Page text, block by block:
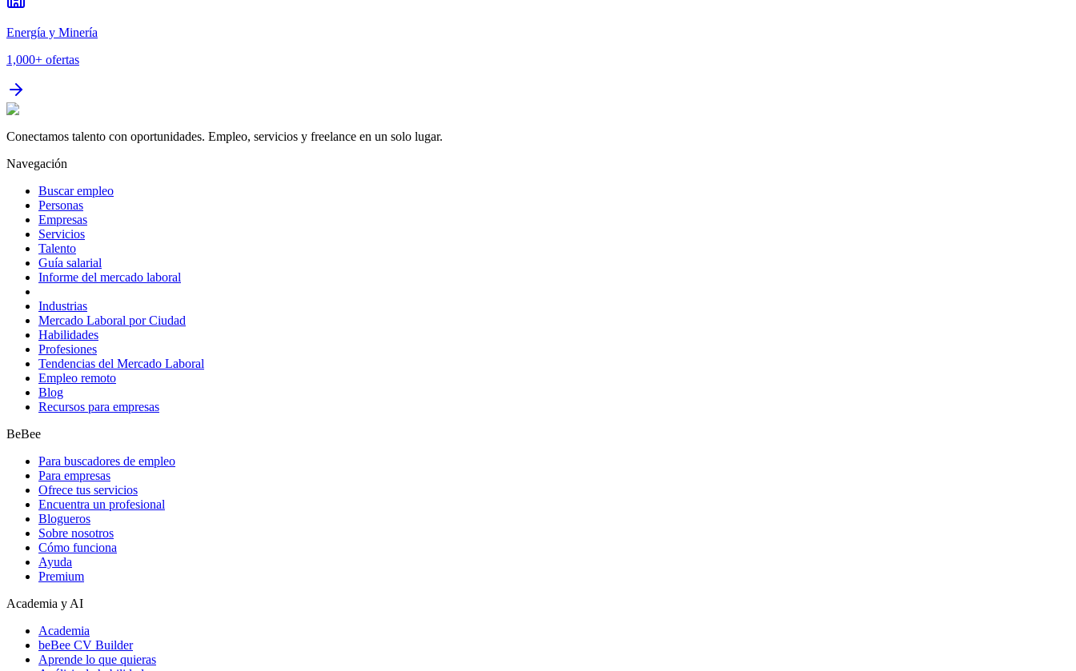
Energía y Minería
1,000+ ofertas
Conectamos talento con oportunidades. Empleo, servicios y freelance en un solo lugar.
Navegación
Buscar empleo
Personas
Empresas
Servicios
Talento
Guía salarial
Informe del mercado laboral
Industrias
Mercado Laboral por Ciudad
Habilidades
Profesiones
Tendencias del Mercado Laboral
Empleo remoto
Blog
Recursos para empresas
BeBee
Para buscadores de empleo
Para empresas
Ofrece tus servicios
Encuentra un profesional
Blogueros
Sobre nosotros
Cómo funciona
Ayuda
Premium
Academia y AI
Academia
beBee CV Builder
Aprende lo que quieras